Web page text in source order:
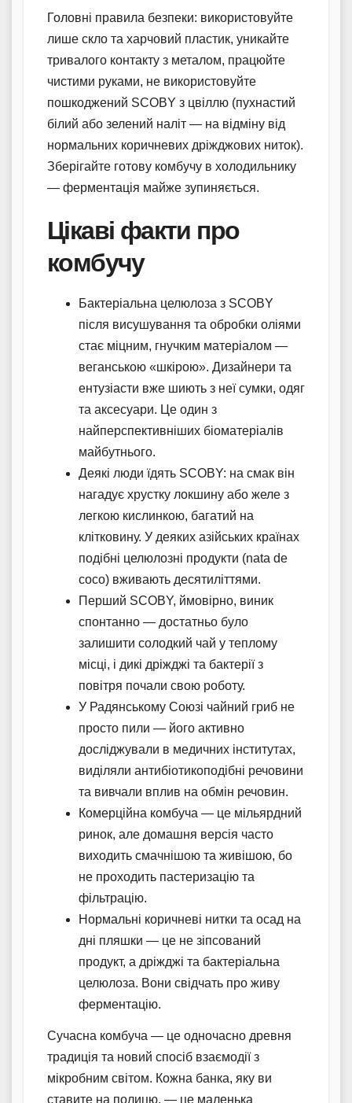
Головні правила безпеки: використовуйте
лише скло та харчовий пластик, уникайте
тривалого контакту з металом, працюйте
чистими руками, не використовуйте
пошкоджений SCOBY з цвіллю (пухнастий
білий або зелений наліт — на відміну від
нормальних коричневих дріжджових ниток).
Зберігайте готову комбучу в холодильнику
— ферментація майже зупиняється.
Цікаві факти про
комбучу
Бактеріальна целюлоза з SCOBY
після висушування та обробки оліями
стає міцним, гнучким матеріалом —
веганською «шкірою». Дизайнери та
ентузіасти вже шиють з неї сумки, одяг
та аксесуари. Це один з
найперспективніших біоматеріалів
майбутнього.
Деякі люди їдять SCOBY: на смак він
нагадує хрустку локшину або желе з
легкою кислинкою, багатий на
клітковину. У деяких азійських країнах
подібні целюлозні продукти (nata de
coco) вживають десятиліттями.
Перший SCOBY, ймовірно, виник
спонтанно — достатньо було
залишити солодкий чай у теплому
місці, і дикі дріжджі та бактерії з
повітря почали свою роботу.
У Радянському Союзі чайний гриб не
просто пили — його активно
досліджували в медичних інститутах,
виділяли антибіотикоподібні речовини
та вивчали вплив на обмін речовин.
Комерційна комбуча — це мільярдний
ринок, але домашня версія часто
виходить смачнішою та живішою, бо
не проходить пастеризацію та
фільтрацію.
Нормальні коричневі нитки та осад на
дні пляшки — це не зіпсований
продукт, а дріжджі та бактеріальна
целюлоза. Вони свідчать про живу
ферментацію.
Сучасна комбуча — це одночасно древня
традиція та новий спосіб взаємодії з
мікробним світом. Кожна банка, яку ви
ставите на полицю, — це маленька